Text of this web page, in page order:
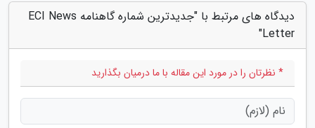
دیدگاه های مرتبط با "جدیدترین شماره گاهنامه ECI News
Letter"
* نظرتان را در مورد این مقاله با ما درمیان بگذارید